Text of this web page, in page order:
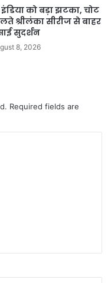
को बड़ा झटका, चोट
श्रीलंका सीरीज से बाहर
सुदर्शन
8, 2026
Required fields are